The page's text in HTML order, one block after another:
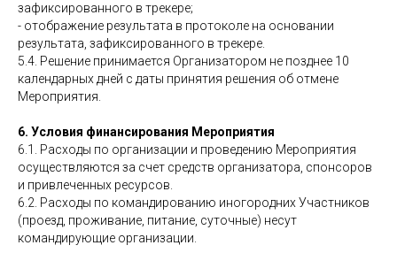
зафиксированного в трекере;
- отображение результата в протоколе на основании
результата, зафиксированного в трекере.
5.4. Решение принимается Организатором не позднее 10
календарных дней с даты принятия решения об отмене
Мероприятия.
6. Условия финансирования Мероприятия
6.1. Расходы по организации и проведению Мероприятия
осуществляются за счет средств организатора, спонсоров
и привлеченных ресурсов.
6.2. Расходы по командированию иногородних Участников
(проезд, проживание, питание, суточные) несут
командирующие организации.